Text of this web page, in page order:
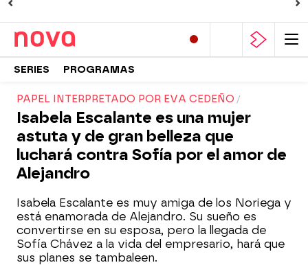
SERIES PROGRAMAS
PAPEL INTERPRETADO POR EVA CEDEÑO
Isabela Escalante es una mujer
astuta y de gran belleza que
luchará contra Sofía por el amor de
Alejandro
Isabela Escalante es muy amiga de los Noriega y
está enamorada de Alejandro. Su sueño es
convertirse en su esposa, pero la llegada de
Sofía Chávez a la vida del empresario, hará que
sus planes se tambaleen.